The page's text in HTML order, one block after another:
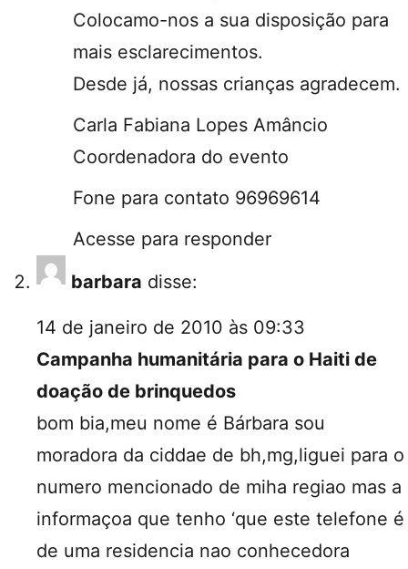
Colocamo-nos a sua disposição para
mais esclarecimentos.
Desde já, nossas crianças agradecem.
Carla Fabiana Lopes Amâncio
Coordenadora do evento
Fone para contato 96969614
Acesse para responder
barbara disse:
14 de janeiro de 2010 às 09:33
Campanha humanitária para o Haiti de
doação de brinquedos
bom bia,meu nome é Bárbara sou
moradora da ciddae de bh,mg,liguei para o
numero mencionado de miha regiao mas a
informaçoa que tenho ‘que este telefone é
de uma residencia nao conhecedora